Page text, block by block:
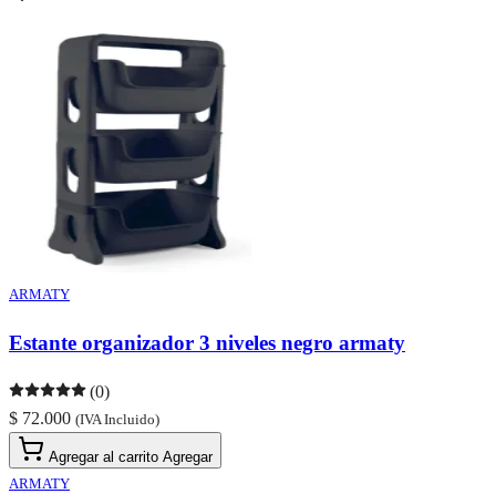
ARMATY
Estante organizador 3 niveles negro armaty
(0)
$ 72.000 (IVA Incluido)
Agregar al carrito Agregar
ARMATY